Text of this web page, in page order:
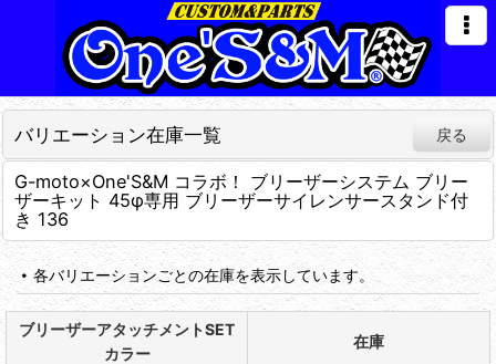
バリエーション在庫一覧 戻る
G-moto×One'S&M コラボ！ ブリーザーシステム ブリー
ザーキット 45φ専用 ブリーザーサイレンサースタンド付
き 136
各バリエーションごとの在庫を表示しています。
ブリーザーアタッチメントSET
カラー
在庫